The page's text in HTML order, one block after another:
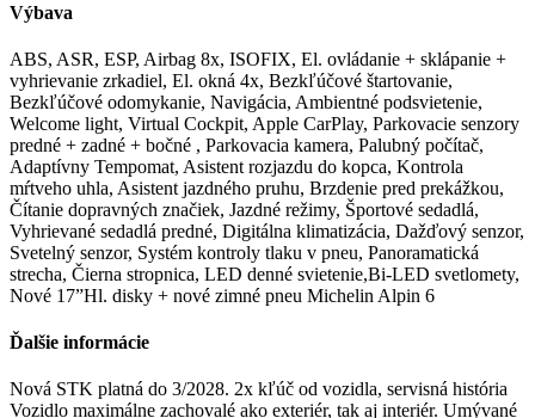
Výbava
ABS, ASR, ESP, Airbag 8x, ISOFIX, El. ovládanie + sklápanie +
vyhrievanie zrkadiel, El. okná 4x, Bezkľúčové štartovanie,
Bezkľúčové odomykanie, Navigácia, Ambientné podsvietenie,
Welcome light, Virtual Cockpit, Apple CarPlay, Parkovacie senzory
predné + zadné + bočné , Parkovacia kamera, Palubný počítač,
Adaptívny Tempomat, Asistent rozjazdu do kopca, Kontrola
mŕtveho uhla, Asistent jazdného pruhu, Brzdenie pred prekážkou,
Čítanie dopravných značiek, Jazdné režimy, Športové sedadlá,
Vyhrievané sedadlá predné, Digitálna klimatizácia, Dažďový senzor,
Svetelný senzor, Systém kontroly tlaku v pneu, Panoramatická
strecha, Čierna stropnica, LED denné svietenie,Bi-LED svetlomety,
Nové 17”Hl. disky + nové zimné pneu Michelin Alpin 6
Ďalšie informácie
Nová STK platná do 3/2028. 2x kľúč od vozidla, servisná história
Vozidlo maximálne zachovalé ako exteriér, tak aj interiér. Umývané